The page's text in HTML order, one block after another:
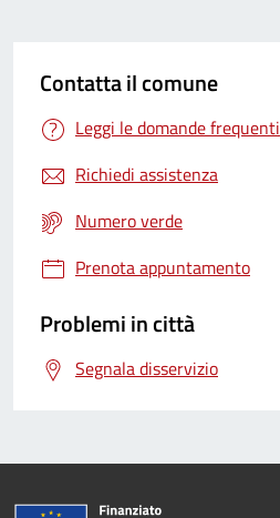
Contatta il comune
Leggi le domande frequenti
Richiedi assistenza
Numero verde
Prenota appuntamento
Problemi in città
Segnala disservizio